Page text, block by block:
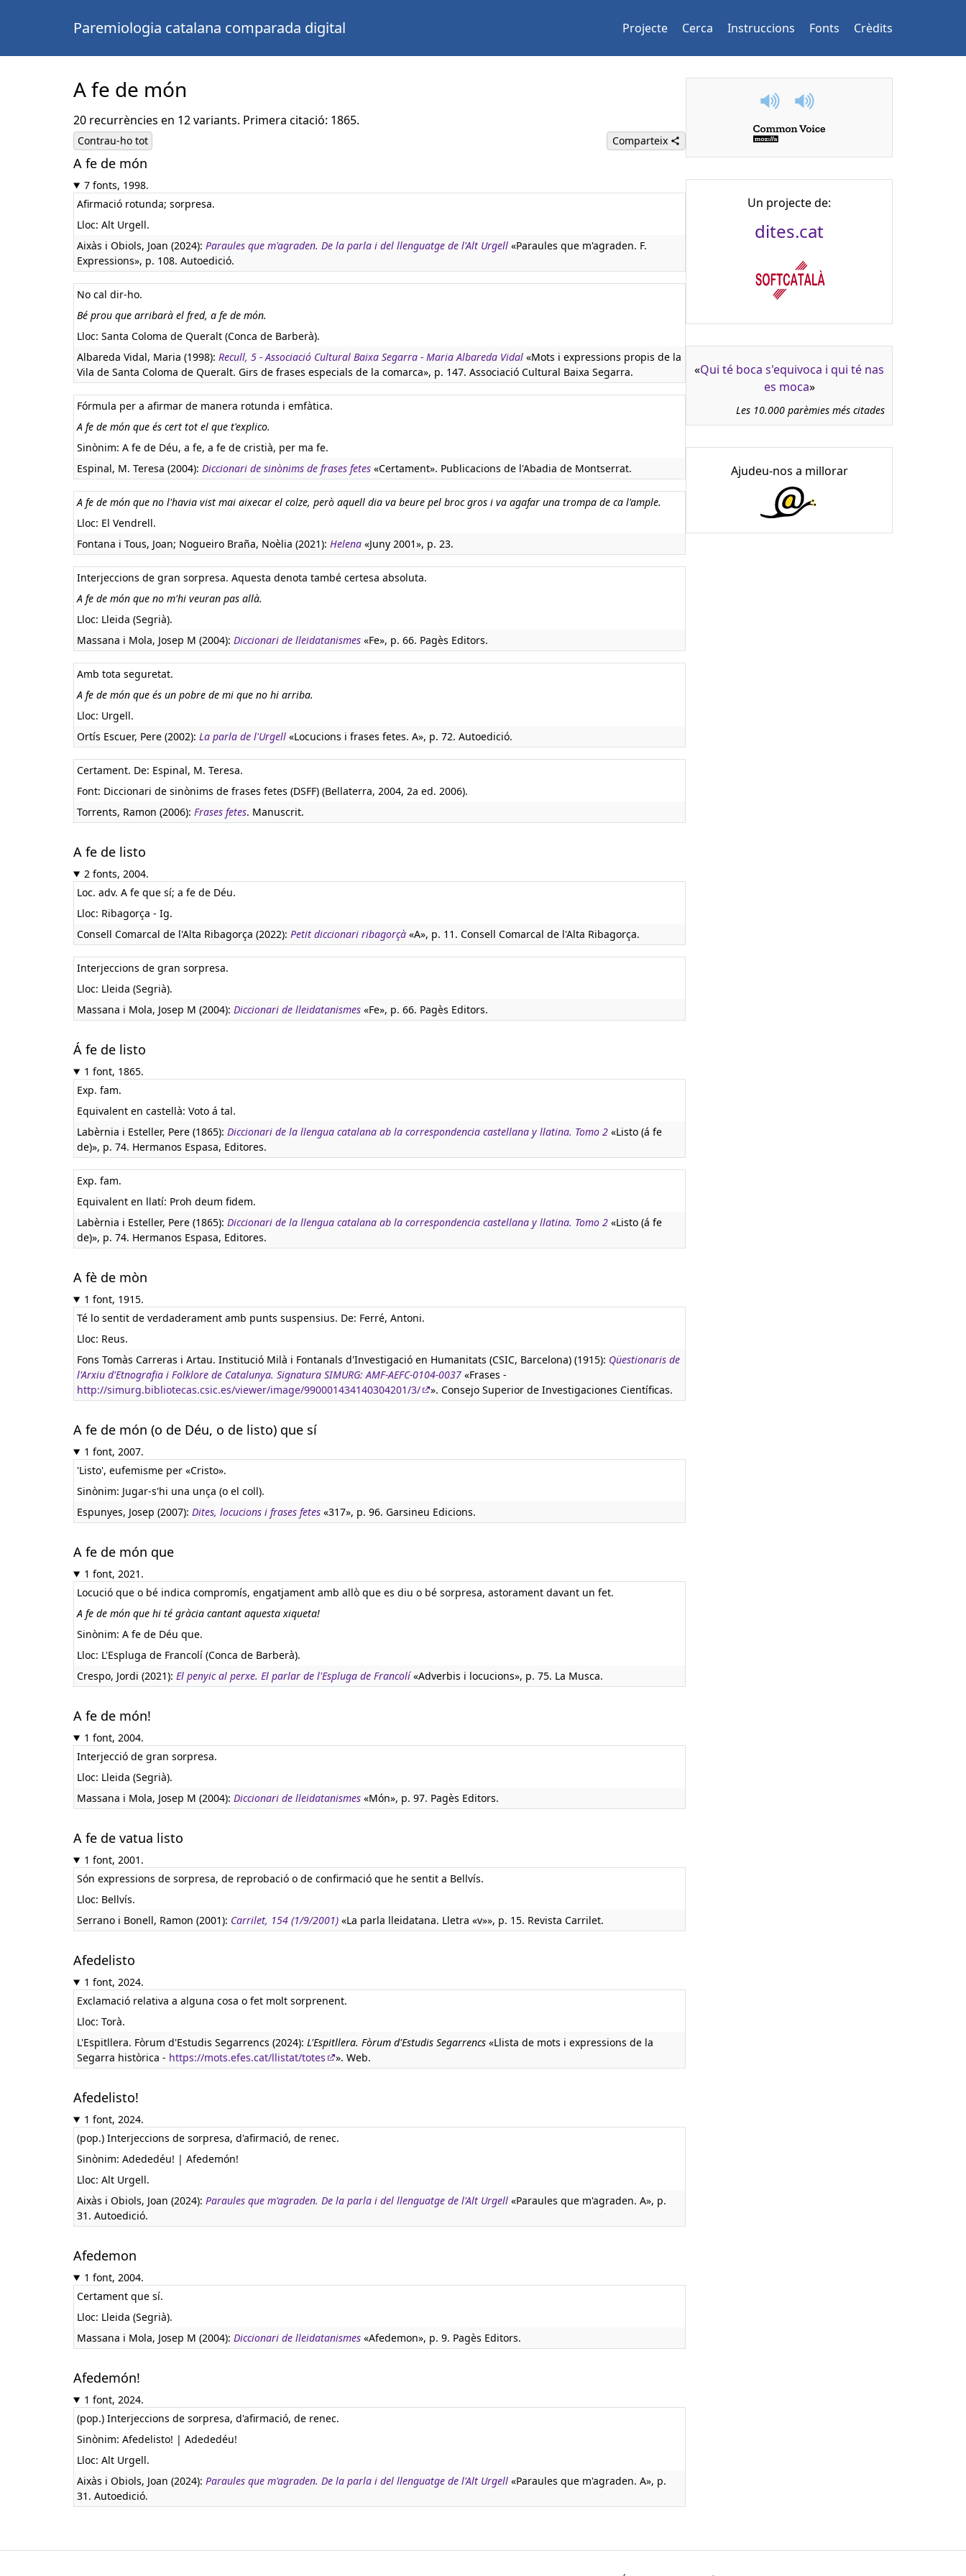
Paremiologia catalana comparada digital Projecte Cerca Instruccions Fonts Crèdits
A fe de món
20 recurrències en 12 variants. Primera citació: 1865.
Contrau-ho tot Comparteix
A fe de món
7 fonts, 1998.
Afirmació rotunda; sorpresa.
Lloc: Alt Urgell.
Aixàs i Obiols, Joan (2024): Paraules que m'agraden. De la parla i del llenguatge de l'Alt Urgell «Paraules que m'agraden. F.
Expressions», p. 108. Autoedició.
No cal dir-ho.
Bé prou que arribarà el fred, a fe de món.
Lloc: Santa Coloma de Queralt (Conca de Barberà).
Albareda Vidal, Maria (1998): Recull, 5 - Associació Cultural Baixa Segarra - Maria Albareda Vidal «Mots i expressions propis de la
Vila de Santa Coloma de Queralt. Girs de frases especials de la comarca», p. 147. Associació Cultural Baixa Segarra.
Fórmula per a afirmar de manera rotunda i emfàtica.
A fe de món que és cert tot el que t'explico.
Sinònim: A fe de Déu, a fe, a fe de cristià, per ma fe.
Espinal, M. Teresa (2004): Diccionari de sinònims de frases fetes «Certament». Publicacions de l'Abadia de Montserrat.
A fe de món que no l'havia vist mai aixecar el colze, però aquell dia va beure pel broc gros i va agafar una trompa de ca l'ample.
Lloc: El Vendrell.
Fontana i Tous, Joan; Nogueiro Braña, Noèlia (2021): Helena «Juny 2001», p. 23.
Interjeccions de gran sorpresa. Aquesta denota també certesa absoluta.
A fe de món que no m'hi veuran pas allà.
Lloc: Lleida (Segrià).
Massana i Mola, Josep M (2004): Diccionari de lleidatanismes «Fe», p. 66. Pagès Editors.
Amb tota seguretat.
A fe de món que és un pobre de mi que no hi arriba.
Lloc: Urgell.
Ortís Escuer, Pere (2002): La parla de l'Urgell «Locucions i frases fetes. A», p. 72. Autoedició.
Certament. De: Espinal, M. Teresa.
Font: Diccionari de sinònims de frases fetes (DSFF) (Bellaterra, 2004, 2a ed. 2006).
Torrents, Ramon (2006): Frases fetes. Manuscrit.
A fe de listo
2 fonts, 2004.
Loc. adv. A fe que sí; a fe de Déu.
Lloc: Ribagorça - Ig.
Consell Comarcal de l'Alta Ribagorça (2022): Petit diccionari ribagorçà «A», p. 11. Consell Comarcal de l'Alta Ribagorça.
Interjeccions de gran sorpresa.
Lloc: Lleida (Segrià).
Massana i Mola, Josep M (2004): Diccionari de lleidatanismes «Fe», p. 66. Pagès Editors.
Á fe de listo
1 font, 1865.
Exp. fam.
Equivalent en castellà: Voto á tal.
Labèrnia i Esteller, Pere (1865): Diccionari de la llengua catalana ab la correspondencia castellana y llatina. Tomo 2 «Listo (á fe
de)», p. 74. Hermanos Espasa, Editores.
Exp. fam.
Equivalent en llatí: Proh deum fidem.
Labèrnia i Esteller, Pere (1865): Diccionari de la llengua catalana ab la correspondencia castellana y llatina. Tomo 2 «Listo (á fe
de)», p. 74. Hermanos Espasa, Editores.
A fè de mòn
1 font, 1915.
Té lo sentit de verdaderament amb punts suspensius. De: Ferré, Antoni.
Lloc: Reus.
Fons Tomàs Carreras i Artau. Institució Milà i Fontanals d'Investigació en Humanitats (CSIC, Barcelona) (1915): Qüestionaris de
l'Arxiu d'Etnografia i Folklore de Catalunya. Signatura SIMURG: AMF-AEFC-0104-0037 «Frases -
http://simurg.bibliotecas.csic.es/viewer/image/990001434140304201/3/
». Consejo Superior de Investigaciones Científicas.
A fe de món (o de Déu, o de listo) que sí
1 font, 2007.
'Listo', eufemisme per «Cristo».
Sinònim: Jugar-s'hi una unça (o el coll).
Espunyes, Josep (2007): Dites, locucions i frases fetes «317», p. 96. Garsineu Edicions.
A fe de món que
1 font, 2021.
Locució que o bé indica compromís, engatjament amb allò que es diu o bé sorpresa, astorament davant un fet.
A fe de món que hi té gràcia cantant aquesta xiqueta!
Sinònim: A fe de Déu que.
Lloc: L'Espluga de Francolí (Conca de Barberà).
Crespo, Jordi (2021): El penyic al perxe. El parlar de l'Espluga de Francolí«Adverbis i locucions», p. 75. La Musca.
A fe de món!
1 font, 2004.
Interjecció de gran sorpresa.
Lloc: Lleida (Segrià).
Massana i Mola, Josep M (2004): Diccionari de lleidatanismes «Món», p. 97. Pagès Editors.
A fe de vatua listo
1 font, 2001.
Són expressions de sorpresa, de reprobació o de confirmació que he sentit a Bellvís.
Lloc: Bellvís.
Serrano i Bonell, Ramon (2001): Carrilet, 154 (1/9/2001) «La parla lleidatana. Lletra «v»», p. 15. Revista Carrilet.
Afedelisto
1 font, 2024.
Exclamació relativa a alguna cosa o fet molt sorprenent.
Lloc: Torà.
L'Espitllera. Fòrum d'Estudis Segarrencs (2024): L'Espitllera. Fòrum d'Estudis Segarrencs «Llista de mots i expressions de la
Segarra històrica - https://mots.efes.cat/llistat/totes ». Web.
Afedelisto!
1 font, 2024.
(pop.) Interjeccions de sorpresa, d'afirmació, de renec.
Sinònim: Adededéu! | Afedemón!
Lloc: Alt Urgell.
Aixàs i Obiols, Joan (2024): Paraules que m'agraden. De la parla i del llenguatge de l'Alt Urgell «Paraules que m'agraden. A», p.
31. Autoedició.
Afedemon
1 font, 2004.
Certament que sí.
Lloc: Lleida (Segrià).
Massana i Mola, Josep M (2004): Diccionari de lleidatanismes «Afedemon», p. 9. Pagès Editors.
Afedemón!
1 font, 2024.
(pop.) Interjeccions de sorpresa, d'afirmació, de renec.
Sinònim: Afedelisto! | Adededéu!
Lloc: Alt Urgell.
Aixàs i Obiols, Joan (2024): Paraules que m'agraden. De la parla i del llenguatge de l'Alt Urgell «Paraules que m'agraden. A», p.
31. Autoedició.
Un projecte de:
dites.cat
«Qui té boca s'equivoca i qui té nas
es moca»
Les 10.000 parèmies més citades
Ajudeu-nos a millorar